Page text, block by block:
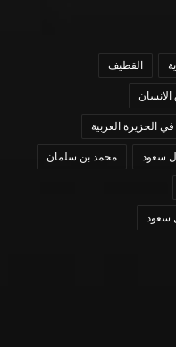
القطيف
الجزيرة العربية
سعود محمد بن سلمان
سعود